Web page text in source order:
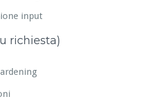
input
richiesta)